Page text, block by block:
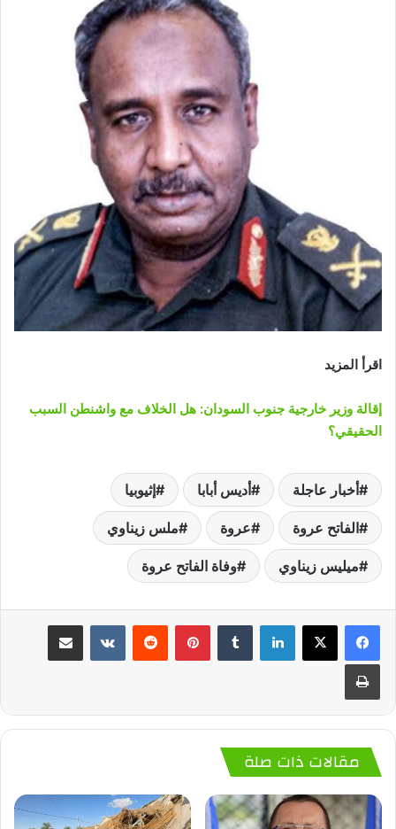
اقرأ المزيد
إقالة وزير خارجية جنوب السودان: هل الخلاف مع واشنطن السبب
الحقيقي؟
أخبار عاجلة أديس أبابا إثيوبيا
الفاتح عروة عروة ملس زيناوي
ميليس زيناوي وفاة الفاتح عروة
لينكدإن بينتيريست
مقالات ذات صلة